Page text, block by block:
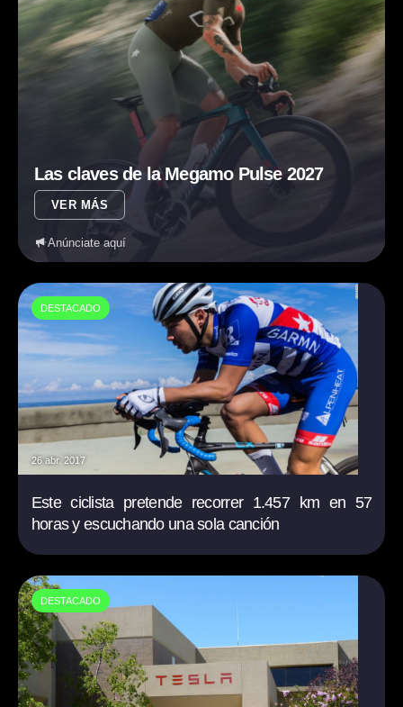
Las claves de la Megamo Pulse 2027
VER MÁS
Anúnciate aquí
DESTACADO
26 abr. 2017
Este ciclista pretende recorrer 1.457 km en 57
horas y escuchando una sola canción
DESTACADO